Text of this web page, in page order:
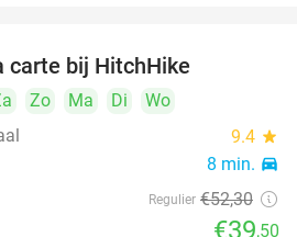
carte bij HitchHike
Zo Ma Di
Wo
9.4 star
8 min. directions_car
Regulier €52,30
€39,50